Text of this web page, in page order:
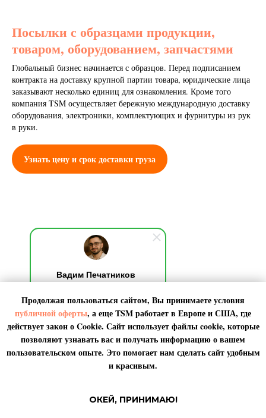
Вадим Печатников
обычно отвечаю за 10 секунд.
По любым вопросами пишите
мне. Я онлайн.
Продолжая пользоваться сайтом, Вы принимаете условия
публичной оферты, а еще TSM работает в ЕвропеиСША, где
действует закон о Cookie. Сайт использует файлы cookie, которые
позволяют узнавать вас и получать информацию о вашем
пользовательском опыте. Это помогает нам сделать сайт удобным
и красивым.
ОКЕЙ, ПРИНИМАЮ!
Посылки с образцами продукции,
товаром, оборудованием, запчастями
Глобальный бизнес начинается с образцов. Перед подписанием
контракта на доставку крупной партии товара, юридические лица
заказывают несколько единиц для ознакомления. Кроме того
компания TSM осуществляет бережную международную доставку
оборудования, электроники, комплектующих и фурнитуры из рук
в руки.
Узнать цену и срок доставки груза